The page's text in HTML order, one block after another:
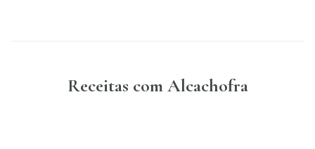
Receitas com Alcachofra